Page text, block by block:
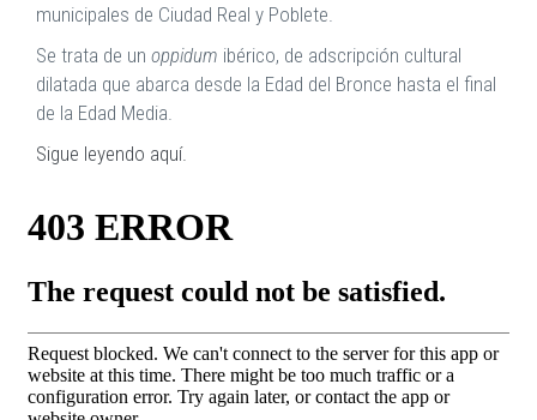
municipales de Ciudad Real y Poblete.
Se trata de un oppidum ibérico, de adscripción cultural
dilatada que abarca desde la Edad del Bronce hasta el final
de la Edad Media.
Sigue leyendo aquí.